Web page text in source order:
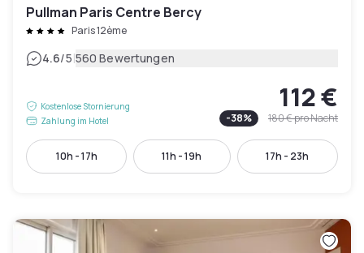
Pullman Paris Centre Bercy
Paris 12ème
4.6/5|560 Bewertungen
Kostenlose Stornierung
Zahlung im Hotel
112 €
-38% 180 €pro Nacht
10h - 17h 11h - 19h 17h - 23h